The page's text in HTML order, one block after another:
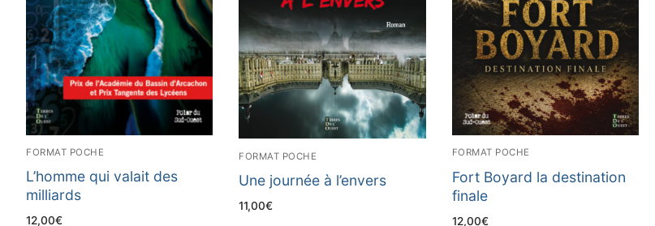
FORMAT POCHE
L’homme qui valait des
milliards
12,00€
FORMAT POCHE
Une journée à l’envers
11,00€
FORMAT POCHE
Fort Boyard la destination
finale
12,00€